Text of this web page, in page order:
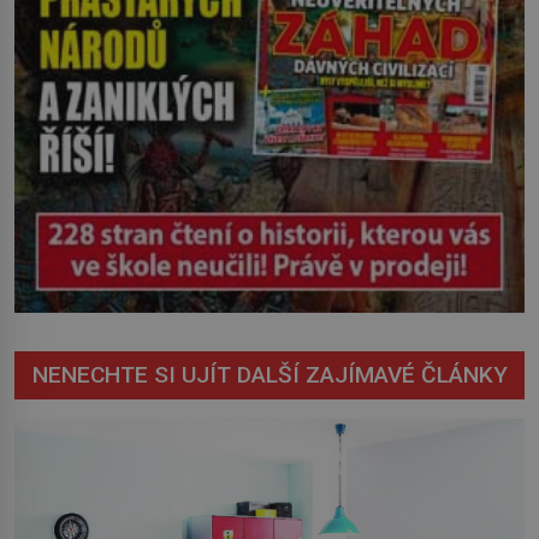
NENECHTE SI UJÍT DALŠÍ ZAJÍMAVÉ ČLÁNKY